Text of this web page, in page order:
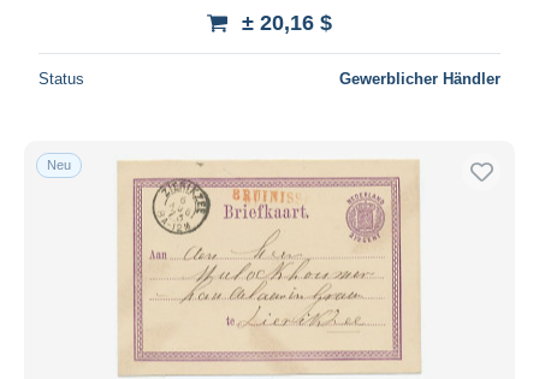
± 20,16 $
Status Gewerblicher Händler
Neu